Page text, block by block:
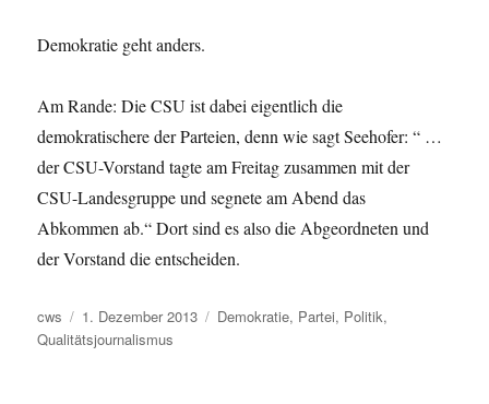
Demokratie geht anders.
Am Rande: Die CSU ist dabei eigentlich die
demokratischere der Parteien, denn wie sagt Seehofer: “ …
der CSU-Vorstand tagte am Freitag zusammen mit der
CSU-Landesgruppe und segnete am Abend das
Abkommen ab.“ Dort sind es also die Abgeordneten und
der Vorstand die entscheiden.
Autor
cws
Veröffentlicht
am
1. Dezember 2013 Schlagwörter
Demokratie, Partei, Politik,
Qualitätsjournalismus